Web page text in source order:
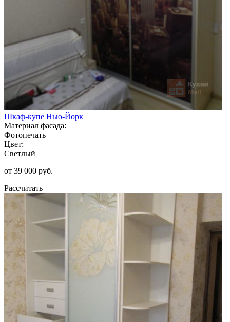
Шкаф-купе Нью-Йорк
Материал фасада:
Фотопечать
Цвет:
Светлый
от 39 000 руб.
Рассчитать